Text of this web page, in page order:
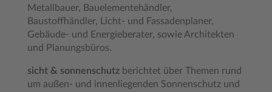
Metallbauer, Bauelementehändler,
Baustoffhändler, Licht- und Fassadenplaner,
Gebäude- und Energieberater, sowie Architekten
und Planungsbüros.
sicht & sonnenschutz berichtet über Themen rund
um außen- und innenliegenden Sonnenschutz und